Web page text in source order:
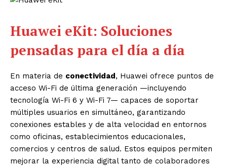
Huawei eKit: Soluciones
pensadas para el día a día
En materia de conectividad, Huawei ofrece puntos de
acceso Wi-Fi de última generación —incluyendo
tecnología Wi-Fi 6 y Wi-Fi 7— capaces de soportar
múltiples usuarios en simultáneo, garantizando
conexiones estables y de alta velocidad en entornos
como oficinas, establecimientos educacionales,
comercios y centros de salud. Estos equipos permiten
mejorar la experiencia digital tanto de colaboradores